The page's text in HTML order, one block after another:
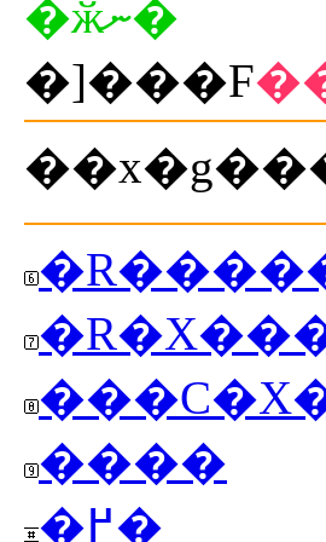
�ӂނ�
�]���F
����
�߂�